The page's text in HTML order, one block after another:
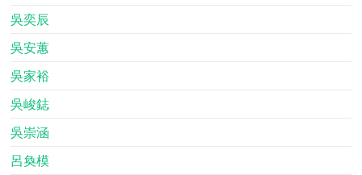
吳奕辰
吳安蕙
吳家裕
吳峻鋕
吳崇涵
呂奐模